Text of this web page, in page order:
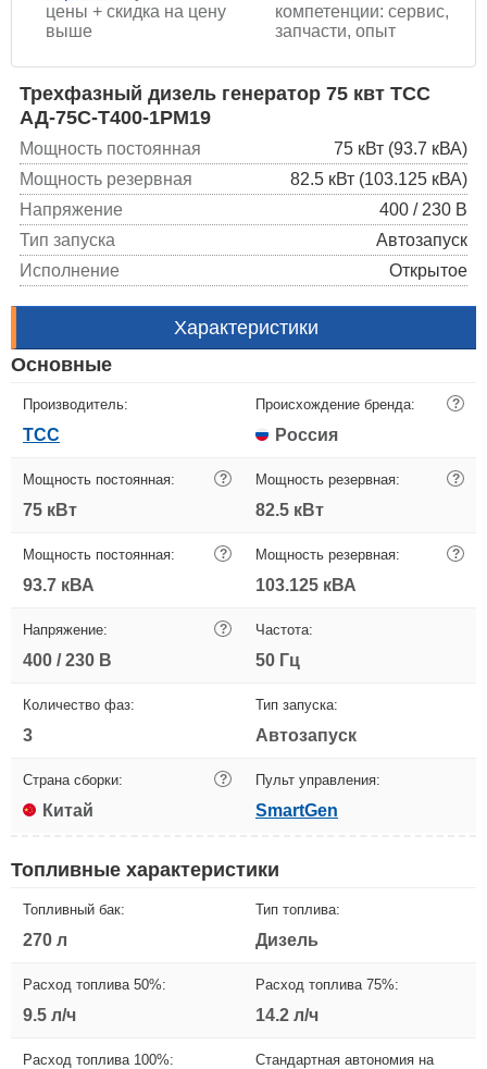
цены + скидка на цену
выше
компетенции: сервис,
запчасти, опыт
Трехфазный дизель генератор 75 квт ТСС
АД-75С-Т400-1РМ19
Мощность постоянная
75 кВт (93.7 кВА)
Мощность резервная
82.5 кВт (103.125 кВА)
Напряжение
400 / 230 В
Тип запуска
Автозапуск
Исполнение
Открытое
Характеристики
Основные
Производитель:
ТСС
Происхождение бренда: ?
Россия
Мощность постоянная: ?
75 кВт
Мощность резервная: ?
82.5 кВт
Мощность постоянная: ?
93.7 кВА
Мощность резервная: ?
103.125 кВА
Напряжение: ?
400 / 230 В
Частота:
50 Гц
Количество фаз:
3
Тип запуска:
Автозапуск
Страна сборки: ?
Китай
Пульт управления:
SmartGen
Топливные характеристики
Топливный бак:
270 л
Тип топлива:
Дизель
Расход топлива 50%:
9.5 л/ч
Расход топлива 75%:
14.2 л/ч
Расход топлива 100%:
Стандартная автономия на